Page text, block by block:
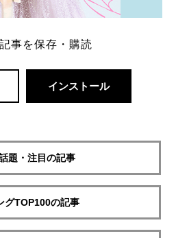
事を保存・購読
インストール
題・注目の記事
グTOP100の記事